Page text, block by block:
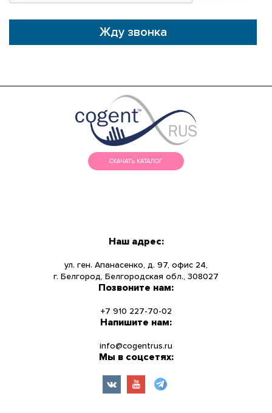
Жду звонка
СКАЧАТЬ КАТАЛОГ
НОВОСТИ
УСЛУГИ
ИНФОРМАЦИЯ
КОНТАКТЫ
Наш адрес:
ул. ген. Апанасенко, д. 97, офис 24,
г. Белгород, Белгородская обл., 308027
Позвоните нам:
+7 910 227-70-02
Напишите нам:
info@cogentrus.ru
Мы в соцсетях: